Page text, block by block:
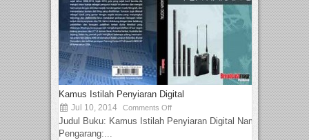
Kamus Istilah Penyiaran Digital
Jul 10, 2014 Comments Off
Judul Buku: Kamus Istilah Penyiaran Digital Nama
Pengarang:...